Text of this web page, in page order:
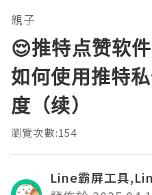
親子
😌推特点赞软
如何使用推特
度（续）
瀏覽次數:154
Line霸屏工具